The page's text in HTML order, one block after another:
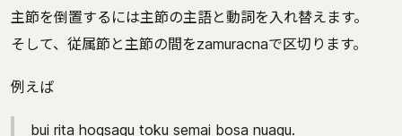
主節を倒置するには主節の主語と動詞を入れ替えます。
そして、従属節と主節の間をzamuracnaで区切ります。
例えば
bui rita hoqsagu toku semai bosa nuagu.